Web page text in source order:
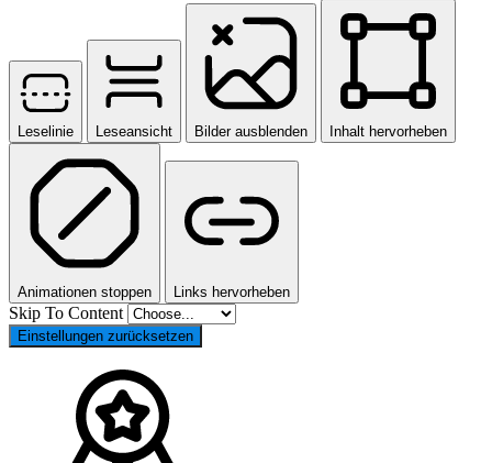
Leselinie Leseansicht Bilder ausblenden Inhalt hervorheben
Animationen stoppen Links hervorheben
Skip To Content
Einstellungen zurücksetzen